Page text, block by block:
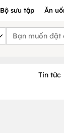
Bộ sưu tập Ăn
Tin tức